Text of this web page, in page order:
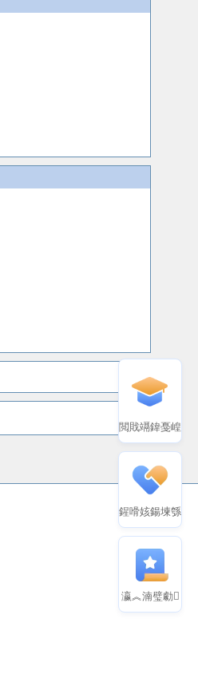
閲戝竵鍏戞崲
鍟嗗姟鍚堜綔
瀛︽湳璧勮